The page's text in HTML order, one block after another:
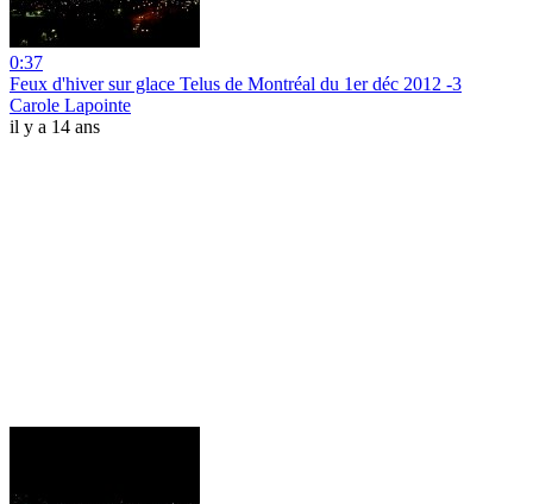
0:37
Feux d'hiver sur glace Telus de Montréal du 1er déc 2012 -3
Carole Lapointe
il y a 14 ans